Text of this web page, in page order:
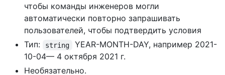
чтобы команды инженеров могли
автоматически повторно запрашивать
пользователей, чтобы подтвердить условия
Тип:
string
YEAR-MONTH-DAY, например 2021-
10-04— 4 октября 2021 г.
Необязательно.